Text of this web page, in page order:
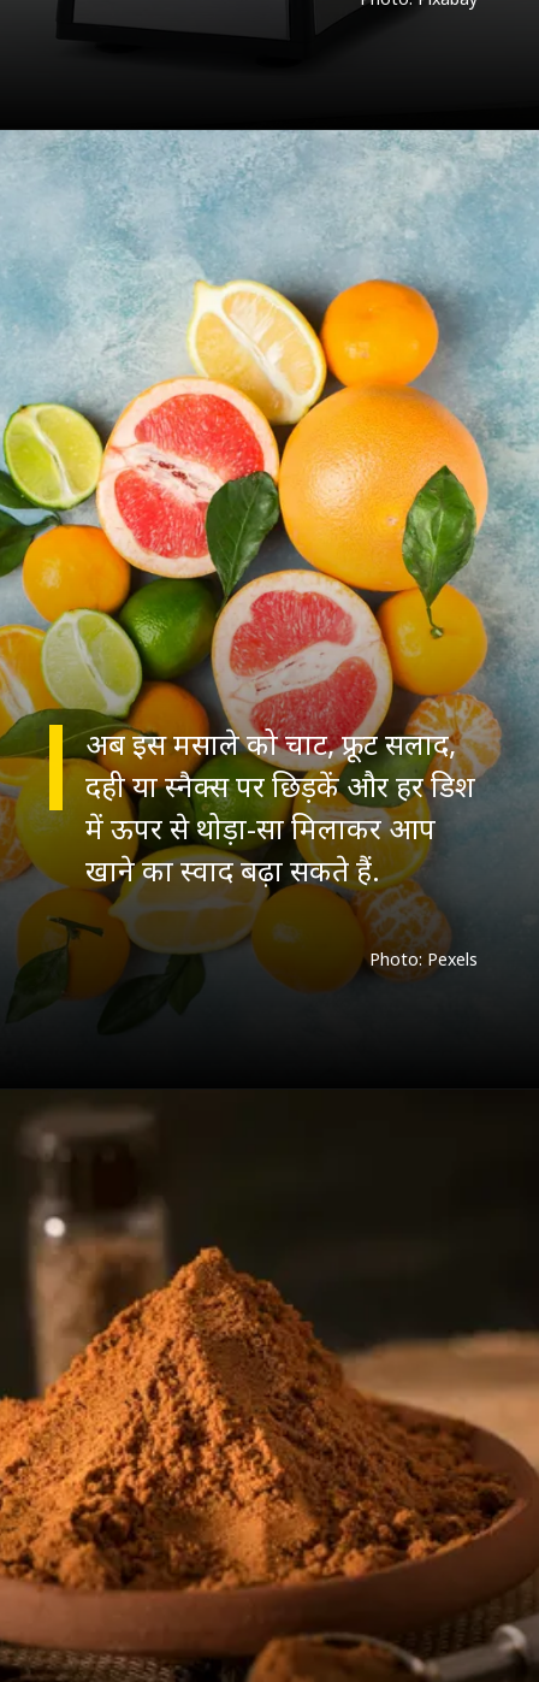
अब इस मसाले को चाट, फ्रूट सलाद,
दही या स्नैक्स पर छिड़कें और हर डिश
में ऊपर से थोड़ा-सा मिलाकर आप
खाने का स्वाद बढ़ा सकते हैं.
Photo: Pexels